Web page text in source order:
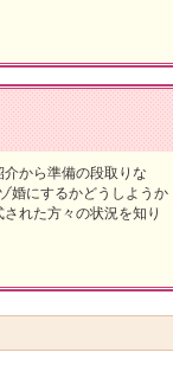
から準備の段取りな
婚にするかどうしようか
れた方々の状況を知り